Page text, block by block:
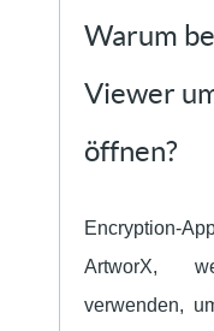
Warum
Viewer
öffnen?
Encryption-
ArtworX,
verwenden,